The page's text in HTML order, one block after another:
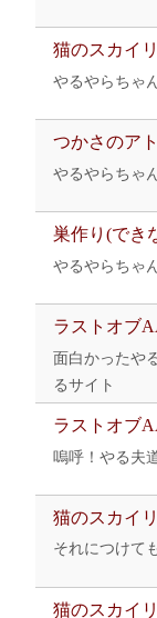
猫のスカイ
やるやらちゃ
つかさのア
やるやらちゃ
巣作り(でき
やるやらちゃ
ラストオブ
面白かったや
るサイト
ラストオブ
嗚呼！やる夫
猫のスカイ
それにつけて
猫のスカイ